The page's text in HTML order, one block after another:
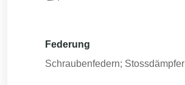
Federung
Schraubenfedern; Stossdämpfer